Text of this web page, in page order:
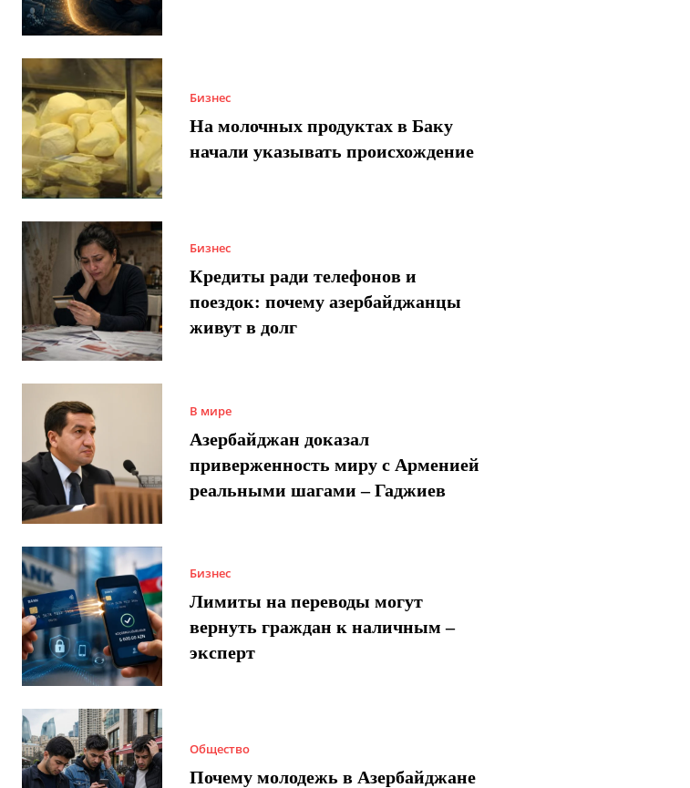
Бизнес
На молочных продуктах в Баку
начали указывать происхождение
Бизнес
Кредиты ради телефонов и
поездок: почему азербайджанцы
живут в долг
В мире
Азербайджан доказал
приверженность миру с Арменией
реальными шагами – Гаджиев
Бизнес
Лимиты на переводы могут
вернуть граждан к наличным –
эксперт
Общество
Почему молодежь в Азербайджане